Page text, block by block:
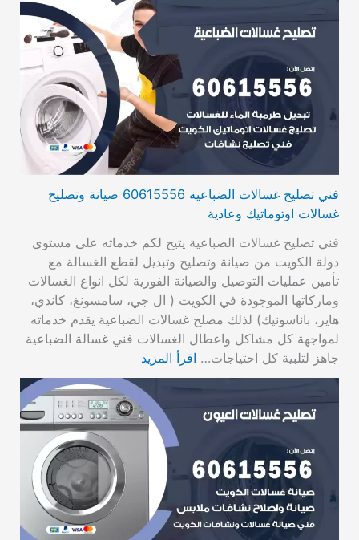
فني تصليح غسالات الضباعية 60615556 صيانة وتصليح
غسالات اوتوماتيك وعادية
فني تصليح غسالات الضباعية يتيح لكم خدماته على مستوى
دولة الكويت من صيانة وتصليح وتبديل لقطع الغسالة مع
تأمين عمليات التوصيل والصيانة الفورية لكل انواع الغسالات
وماركاتها الموجودة في الكويت ( ال جي، سامسونغ، كاندي،
هاير، باناسونيك) لذلك مصلح غسالات الضباعية يقدم خدماته
لمواجهة كل مشاكل واعطال الغسالات فني غسالة الضباعية
جاهز لتلبية كل احتياجات… اقرأ المزيد